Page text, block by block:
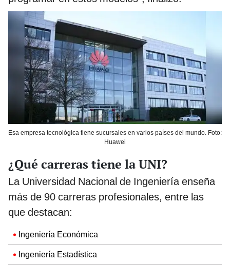
Esa empresa tecnológica tiene sucursales en varios países del mundo. Foto:
Huawei
¿Qué carreras tiene la UNI?
La Universidad Nacional de Ingeniería enseña
más de 90 carreras profesionales, entre las
que destacan:
Ingeniería Económica
Ingeniería Estadística